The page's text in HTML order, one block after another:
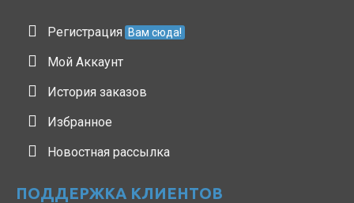
Регистрация Вам сюда!
Мой Аккаунт
История заказов
Избранное
Новостная рассылка
ПОДДЕРЖКА КЛИЕНТОВ